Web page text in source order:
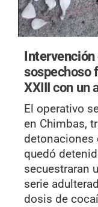
Intervención
sospechoso
XXIII con un
El operativo
en Chimbas,
detonaciones
quedó
secuestraran
serie
dosis de